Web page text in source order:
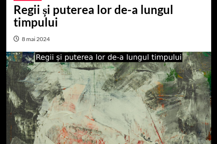
Regii și puterea lor de-a lungul
timpului
8 mai 2024